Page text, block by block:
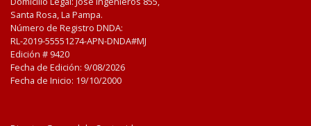
Santa Rosa, La Pampa.
Número de Registro DNDA:
RL-2019-55551274-APN-DNDA#MJ
Edición # 9420
Fecha de Edición: 9/08/2026
Fecha de Inicio: 19/10/2000